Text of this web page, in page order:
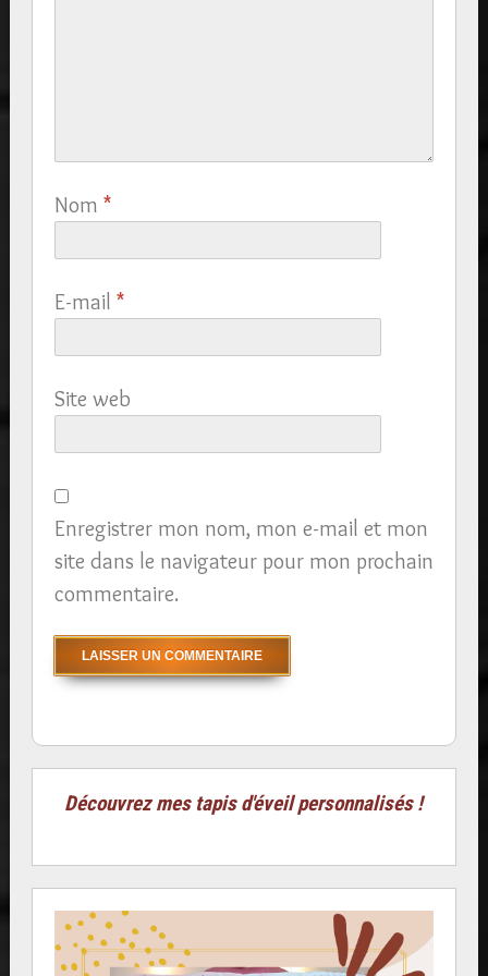
Nom *
E-mail *
Site web
Enregistrer mon nom, mon e-mail et mon
site dans le navigateur pour mon prochain
commentaire.
Découvrez mes tapis d'éveil personnalisés !